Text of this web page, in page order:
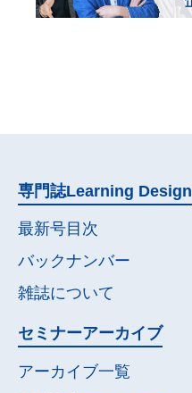
専門誌Learning Design
最新号目次
バックナンバー
雑誌について
セミナーアーカイブ
アーカイブ一覧